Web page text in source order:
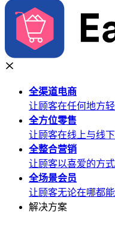
全渠道电商
让顾客在任何地方
全方位零售
让顾客在线上与线
全整合营销
让顾客以喜爱的方
全场景会员
让顾客无论在哪都
解决方案